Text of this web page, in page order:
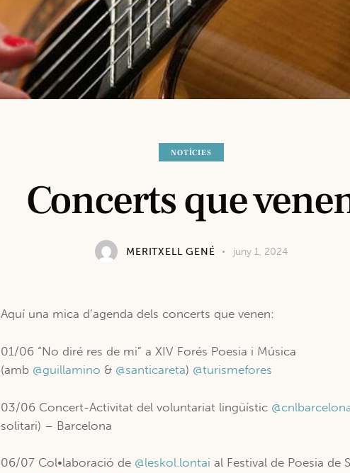
NOTÍCIES
Concerts que
MERITXELL GENÉ juny 1, 2024
Aquí una mica d’agenda dels concerts que venen:
01/06 “No diré res de mi” a XIV Forés Poesia i Música
(amb @guillamino & @santicareta) @turismefores
03/06 Concert-Activitat del voluntariat lingüístic
solitari) – Barcelona
06/07 Col•laboració de @leskol.lontai al Festival de Poesia de